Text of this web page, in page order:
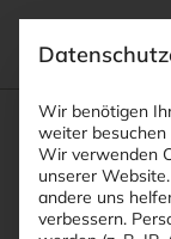
Suchfeld
Breadcrumb-
STARTSEITE
Wir benötigen
weiter besuchen
Wir verwenden
unserer
andere uns
verbessern.